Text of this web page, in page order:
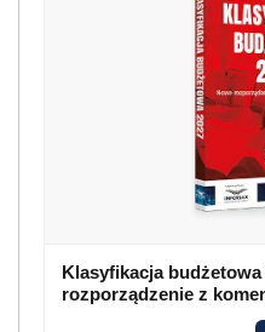
Klasyfikacja budżetowa
rozporządzenie z